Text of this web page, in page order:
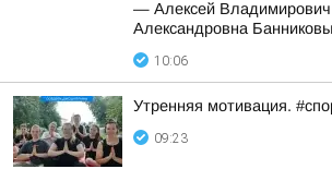
— Алексей
Александровна Банниковы
10:06
Утренняя мотивация.
09:23